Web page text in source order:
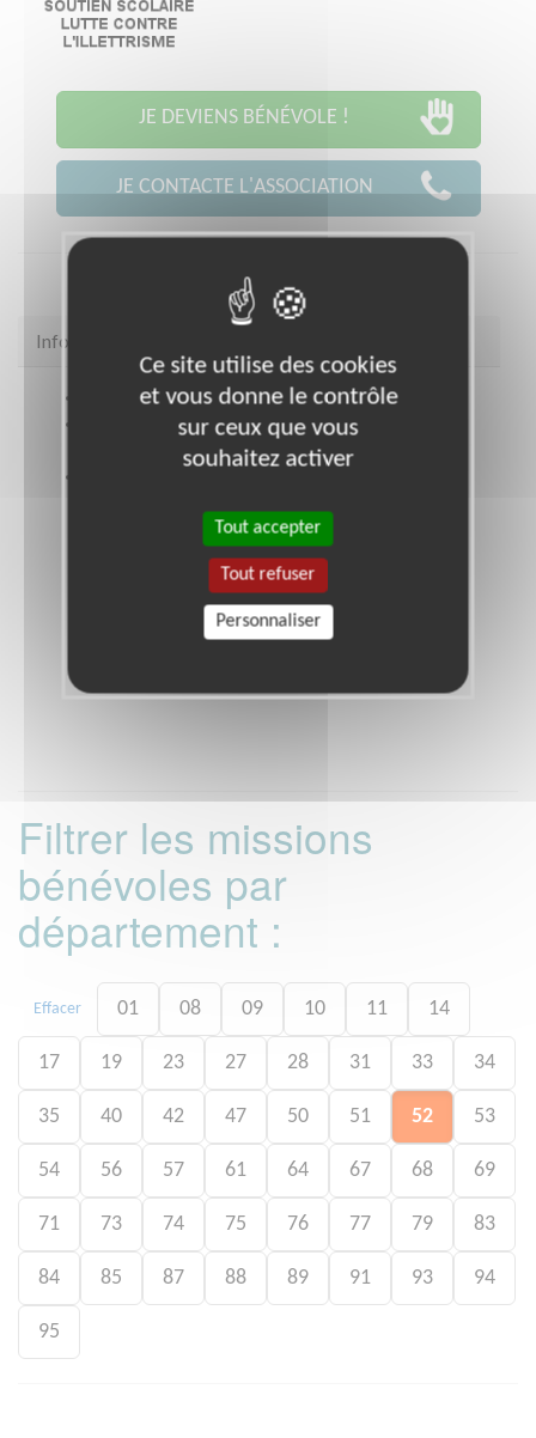
JE DEVIENS BÉNÉVOLE !
JE CONTACTE L'ASSOCIATION
Infos pratiques
Site web https://ad42.restosducoeur.org/
Coordonnées 4 rue Jean Snella ST ETIENNE
Filtrer les missions
bénévoles par
département :
Effacer 01 08 09 10 11 14
17 19 23 27 28 31 33 34
35 40 42 47 50 51 52 53
54 56 57 61 64 67 68 69
71 73 74 75 76 77 79 83
84 85 87 88 89 91 93 94
95
Ce site utilise des cookies
et vous donne le contrôle
sur ceux que vous
souhaitez activer
Tout accepter
Tout refuser
Personnaliser